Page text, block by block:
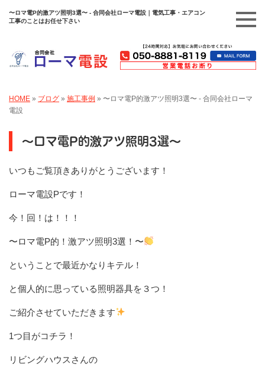
〜ロマ電P的激アツ照明3選〜 - 合同会社ローマ電設｜電気工事・エアコン
工事のことはお任せ下さい
HOME » ブログ » 施工事例 » 〜ロマ電P的激アツ照明3選〜 - 合同会社ローマ
電設
〜ロマ電P的激アツ照明3選〜
いつもご覧頂きありがとうございます！
ローマ電設Pです！
今！回！は！！！
〜ロマ電P的！激アツ照明3選！〜
ということで最近かなりキテル！
と個人的に思っている照明器具を３つ！
ご紹介させていただきます
1つ目がコチラ！
リビングハウスさんの